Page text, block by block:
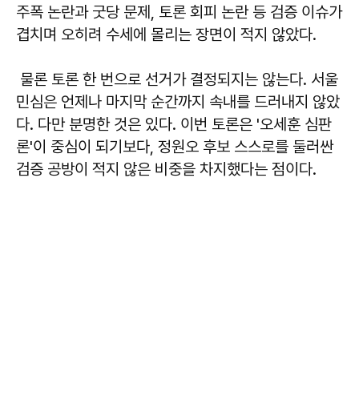
주폭 논란과 굿당 문제, 토론 회피 논란 등 검증 이슈가
겹치며 오히려 수세에 몰리는 장면이 적지 않았다.
물론 토론 한 번으로 선거가 결정되지는 않는다. 서울
민심은 언제나 마지막 순간까지 속내를 드러내지 않았
다. 다만 분명한 것은 있다. 이번 토론은 '오세훈 심판
론'이 중심이 되기보다, 정원오 후보 스스로를 둘러싼
검증 공방이 적지 않은 비중을 차지했다는 점이다.